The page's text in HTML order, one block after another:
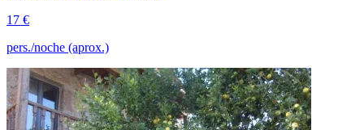
17 €
pers./noche (aprox.)